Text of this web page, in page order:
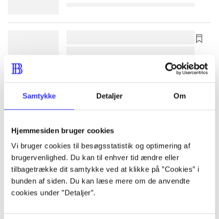
Samtykke Detaljer Om
Hjemmesiden bruger cookies
Vi bruger cookies til besøgsstatistik og optimering af
brugervenlighed. Du kan til enhver tid ændre eller
tilbagetrække dit samtykke ved at klikke på ”Cookies” i
bunden af siden. Du kan læse mere om de anvendte
cookies under ”Detaljer”.
lorem ipsum dolor sit amet ...
lorem ipsum dolor sit amet ...
lorem ipsum dolor sit amet ...
lorem ipsum dolor sit amet ...
lorem ipsum dolor sit amet ...
lorem ipsum dolor sit amet ...
lorem ipsum dolor sit amet ...